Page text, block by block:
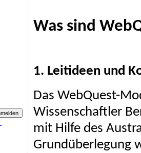
Was sind
1. Leitideen und
Das WebQuest-
Wissenschaftler
mit Hilfe des
Grundüberlegung